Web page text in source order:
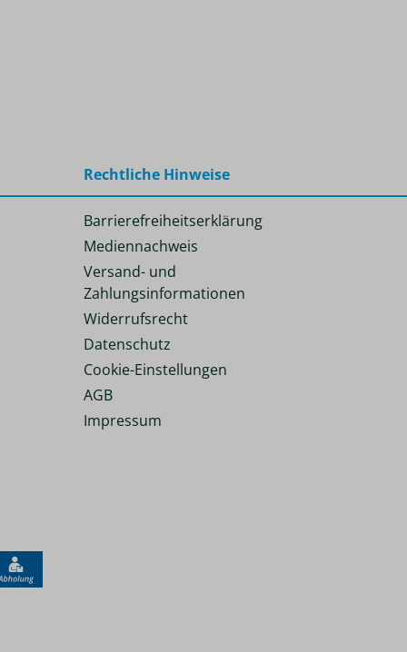
Rechtliche Hinweise
Barrierefreiheitserklärung
Mediennachweis
Versand- und
Zahlungsinformationen
Widerrufsrecht
Datenschutz
Cookie-Einstellungen
AGB
Impressum